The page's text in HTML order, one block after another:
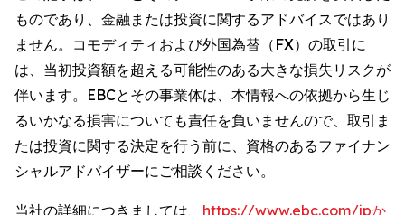
ものであり、金融または投資に関するアドバイスではあり
ません。コモディティおよび外国為替（FX）の取引に
は、当初投資額を超える可能性のある大きな損失リスクが
伴います。EBCとその事業体は、本情報への依拠から生じ
るいかなる損害についても責任を負いませんので、取引ま
たは投資に関する決定を行う前に、資格のあるファイナン
シャルアドバイザーにご相談ください。
当社の詳細につきましては、 https://www.ebc.com/jpか